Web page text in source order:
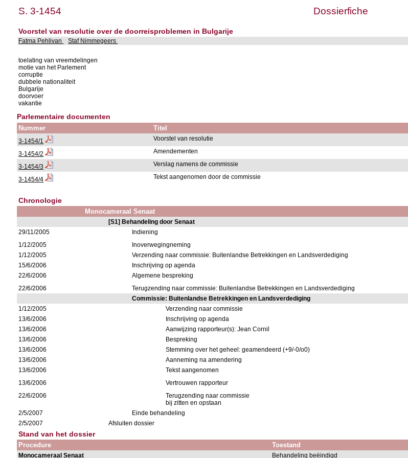
S. 3-1454 Dossierfiche
Voorstel van resolutie over de doorreisproblemen in Bulgarije
Fatma Pehlivan Staf Nimmegeers
toelating van vreemdelingen
motie van het Parlement
corruptie
dubbele nationaliteit
Bulgarije
doorvoer
vakantie
Parlementaire documenten
Nummer Titel
3-1454/1 Voorstel van resolutie
3-1454/2 Amendementen
3-1454/3 Verslag namens de commissie
3-1454/4 Tekst aangenomen door de commissie
Chronologie
Monocameraal Senaat
[S1] Behandeling door Senaat
29/11/2005
Indiening
1/12/2005
Inoverwegingneming
1/12/2005
Verzending naar commissie: Buitenlandse Betrekkingen en Landsverdediging
15/6/2006
Inschrijving op agenda
22/6/2006
Algemene bespreking
22/6/2006
Terugzending naar commissie: Buitenlandse Betrekkingen en Landsverdediging
Commissie: Buitenlandse Betrekkingen en Landsverdediging
1/12/2005
Verzending naar commissie
13/6/2006
Inschrijving op agenda
13/6/2006
Aanwijzing rapporteur(s): Jean Cornil
13/6/2006
Bespreking
13/6/2006
Stemming over het geheel: geamendeerd (+9/-0/o0)
13/6/2006
Aanneming na amendering
13/6/2006
Tekst aangenomen
13/6/2006
Vertrouwen rapporteur
22/6/2006
Terugzending naar commissie
bij zitten en opstaan
2/5/2007
Einde behandeling
2/5/2007
Afsluiten dossier
Stand van het dossier
Procedure Toestand
Monocameraal Senaat Behandeling beëindigd